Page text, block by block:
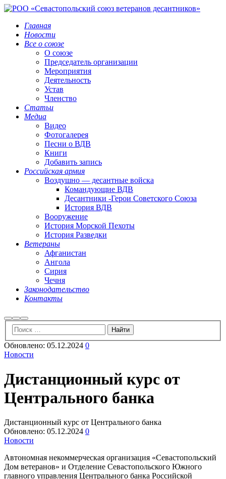
Главная
Новости
Все о союзе
О союзе
Председатель организации
Мероприятия
Деятельность
Устав
Членство
Статьи
Медиа
Видео
Фотогалерея
Песни о ВДВ
Книги
Добавить запись
Российская армия
Воздушно — десантные войска
Командующие ВДВ
Десантники -Герои Советского Союза
История ВДВ
Вооружение
История Морской Пехоты
История Разведки
Ветераны
Афганистан
Ангола
Сирия
Чечня
Законодательство
Контакты
НайтиБольше
информации
Главное
меню
Обновлено: 05.12.2024 0
Новости
Дистанционный курс от
Центрального банка
Дистанционный курс от Центрального банка
Обновлено: 05.12.2024 0
Новости
Автономная некоммерческая организация «Севастопольский
Дом ветеранов» и Отделение Севастопольского Южного
главного управления Центрального банка Российской